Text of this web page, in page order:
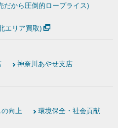
だから圧倒的ロープライス)
エリア買取)
神奈川あやせ支店
向上
環境保全・社会貢献